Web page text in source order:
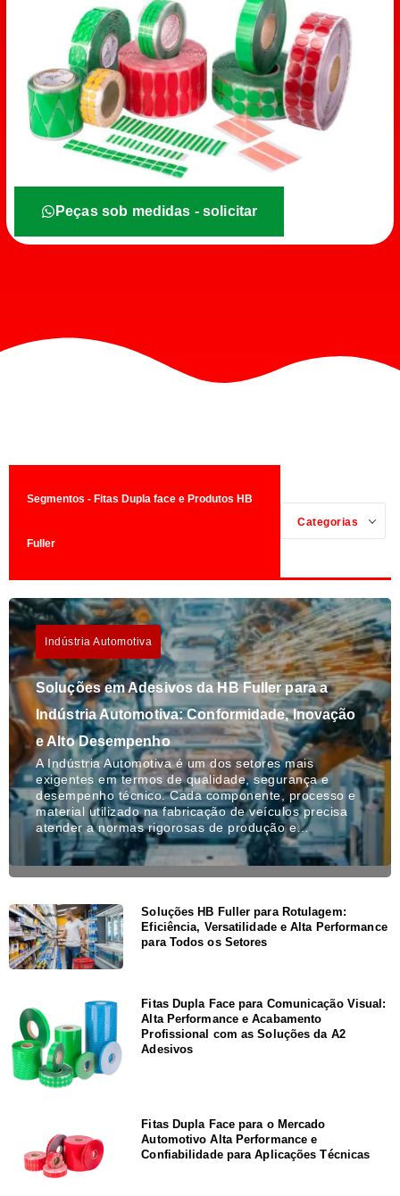
Peças sob medidas - solicitar
Segmentos - Fitas Dupla face e Produtos HB
Fuller
Categorias
Indústria Automotiva
Soluções em Adesivos da HB Fuller para a
Indústria Automotiva: Conformidade, Inovação
e Alto Desempenho
A Indústria Automotiva é um dos setores mais
exigentes em termos de qualidade, segurança e
desempenho técnico. Cada componente, processo e
material utilizado na fabricação de veículos precisa
atender a normas rigorosas de produção e…
Soluções HB Fuller para Rotulagem:
Eficiência, Versatilidade e Alta Performance
para Todos os Setores
Fitas Dupla Face para Comunicação Visual:
Alta Performance e Acabamento
Profissional com as Soluções da A2
Adesivos
Fitas Dupla Face para o Mercado
Automotivo Alta Performance e
Confiabilidade para Aplicações Técnicas